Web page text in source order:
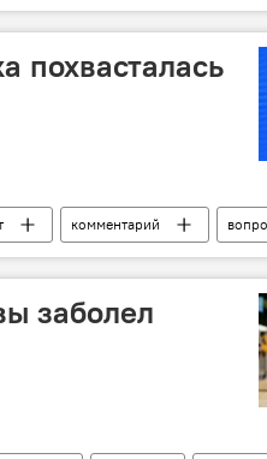
похвасталась
комментарий
заболел